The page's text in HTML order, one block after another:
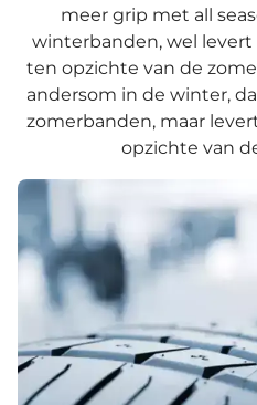
meer grip met all
winterbanden, wel
ten opzichte van de
andersom in de winter,
zomerbanden, maar
opzichte van